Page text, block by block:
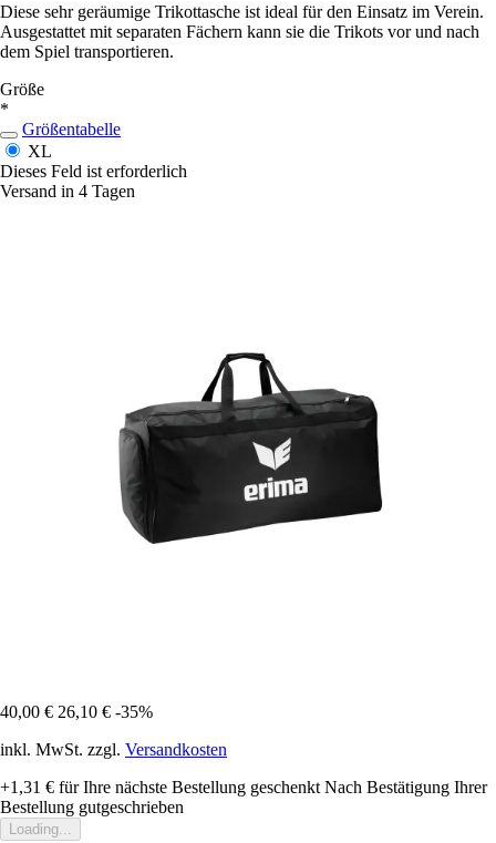
Diese sehr geräumige Trikottasche ist ideal für den Einsatz im Verein.
Ausgestattet mit separaten Fächern kann sie die Trikots vor und nach
dem Spiel transportieren.
Größe
*
Größentabelle
XL
Dieses Feld ist erforderlich
Versand in 4 Tagen
40,00 € 26,10 € -35%
inkl. MwSt. zzgl. Versandkosten
+1,31 € für Ihre nächste Bestellung geschenkt Nach Bestätigung Ihrer
Bestellung gutgeschrieben
Loading...